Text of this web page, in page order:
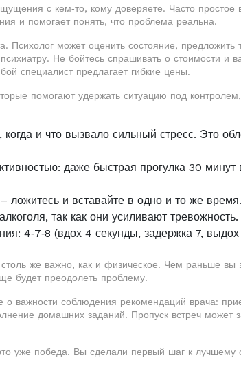
с кем‑то, кому доверяете. Часто простое
и помогает понять, что проблема реальна.
Психолог может оценить состояние, предложить
Не бойтесь спрашивать о стоимости и
специалист предлагает гибкие цены.
помогают удержать ситуацию под
и что вызвало сильный стресс. Это
даже быстрая прогулка 30 минут
ложитесь и вставайте в одно и то же время.
так как они усиливают тревожность.
4‑7‑8 (вдох 4 секунды, задержка 7,
же важно, как и физическое. Чем раньше вы
будет преодолеть проблему.
о важности соблюдения рекомендаций врача:
домашних заданий. Пропуск встреч может
уже победа. Вы сделали первый шаг к лучшему